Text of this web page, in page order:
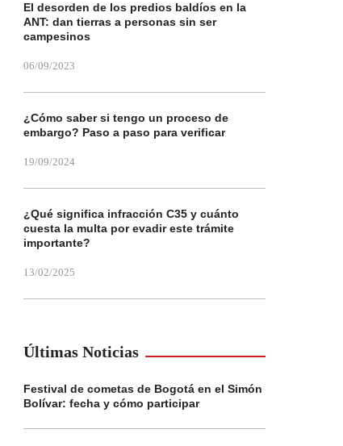
El desorden de los predios baldíos en la
ANT: dan tierras a personas sin ser
campesinos
06/09/2023
¿Cómo saber si tengo un proceso de
embargo? Paso a paso para verificar
19/09/2024
¿Qué significa infracción C35 y cuánto
cuesta la multa por evadir este trámite
importante?
13/02/2025
Últimas Noticias
Festival de cometas de Bogotá en el Simón
Bolívar: fecha y cómo participar